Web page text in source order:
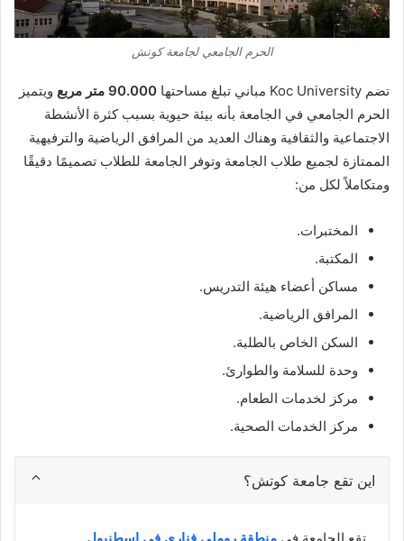
الحرم الجامعي لجامعة كوتش
تضم 90.000 متر مربع
ويتميز
الحرم الجامعي في الجامعة بأنه بيئة حيوية بسبب كثرة الأنشطة
الاجتماعية والثقافية وهناك العديد من المرافق الرياضية والترفيهية
الممتازة لجميع طلاب الجامعة وتوفر الجامعة للطلاب تصميمًا دقيقًا
ومتكاملاً لكل من:
المختبرات.
المكتبة.
مساكن أعضاء هيئة التدريس.
المرافق الرياضية.
السكن الخاص بالطلبة.
وحدة للسلامة والطوارئ.
مركز لخدمات الطعام.
مركز الخدمات الصحية.
اين تقع جامعة كوتش؟
تقع الجامعة في منطقة روملي فناري في إسطنبول